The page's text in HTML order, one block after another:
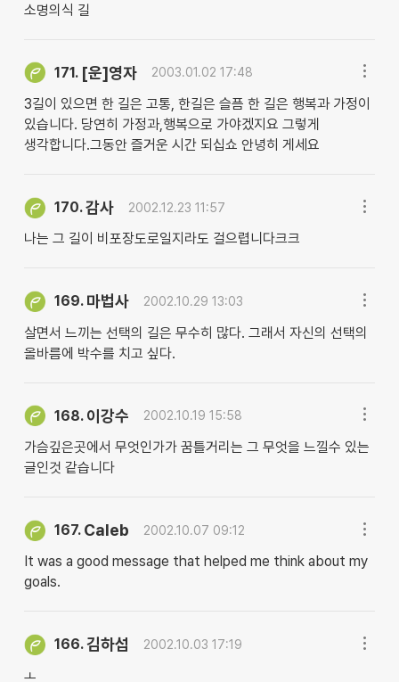
소명의식 길
171. [운]영자 2003.01.02 17:48
3길이 있으면 한 길은 고통, 한길은 슬픔 한 길은 행복과 가정이
있습니다. 당연히 가정과,행복으로 가야겠지요 그렇게
생각합니다.그동안 즐거운 시간 되십쇼 안녕히 게세요
170.감사 2002.12.23 11:57
나는 그 길이 비포장도로일지라도 걸으렵니다크크
169. 마법사 2002.10.29 13:03
살면서 느끼는 선택의 길은 무수히 많다. 그래서 자신의 선택의
올바름에 박수를 치고 싶다.
168. 이강수 2002.10.19 15:58
가슴깊은곳에서 무엇인가가 꿈틀거리는 그 무엇을 느낄수 있는
글인것 같습니다
167. Caleb 2002.10.07 09:12
It was a good message that helped me think about my
goals.
166.김하섭 2002.10.03 17:19
ㅗ